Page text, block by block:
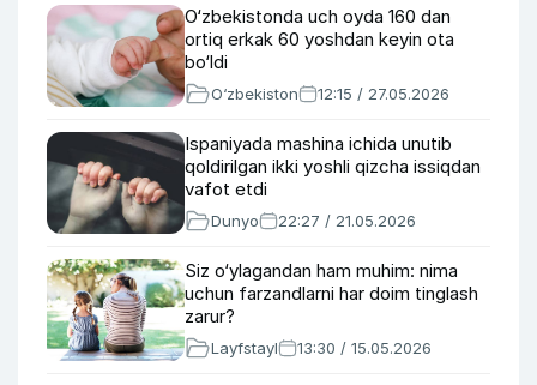
O‘zbekistonda uch oyda 160 dan
ortiq erkak 60 yoshdan keyin ota
bo‘ldi
O‘zbekiston 12:15 / 27.05.2026
Ispaniyada mashina ichida unutib
qoldirilgan ikki yoshli qizcha issiqdan
vafot etdi
Dunyo 22:27 / 21.05.2026
Siz o‘ylagandan ham muhim: nima
uchun farzandlarni har doim tinglash
zarur?
Layfstayl 13:30 / 15.05.2026